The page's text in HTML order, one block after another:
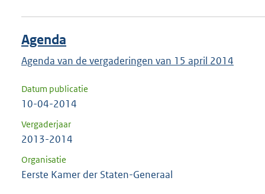
Agenda
Agenda van de vergaderingen van 15 april 2014
Datum publicatie
10-04-2014
Vergaderjaar
2013-2014
Organisatie
Eerste Kamer der Staten-Generaal